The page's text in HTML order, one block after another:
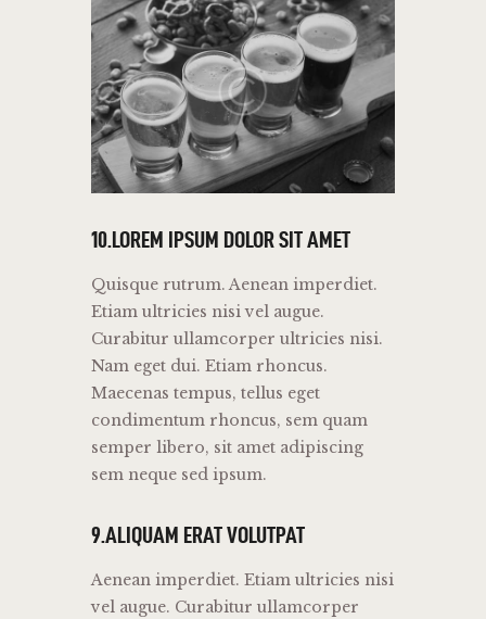
10.LOREM IPSUM DOLOR SIT AMET
Quisque rutrum. Aenean imperdiet.
Etiam ultricies nisi vel augue.
Curabitur ullamcorper ultricies nisi.
Nam eget dui. Etiam rhoncus.
Maecenas tempus, tellus eget
condimentum rhoncus, sem quam
semper libero, sit amet adipiscing
sem neque sed ipsum.
9.ALIQUAM ERAT VOLUTPAT
Aenean imperdiet. Etiam ultricies nisi
vel augue. Curabitur ullamcorper